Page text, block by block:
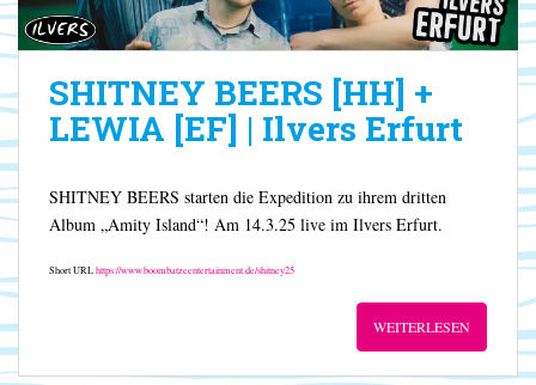
SHITNEY BEERS [HH] +
LEWIA [EF] | Ilvers Erfurt
SHITNEY BEERS starten die Expedition zu ihrem dritten
Album „Amity Island“! Am 14.3.25 live im Ilvers Erfurt.
Short URLhttps://www.boombatzeentertainment.de/shitney25
WEITERLESEN